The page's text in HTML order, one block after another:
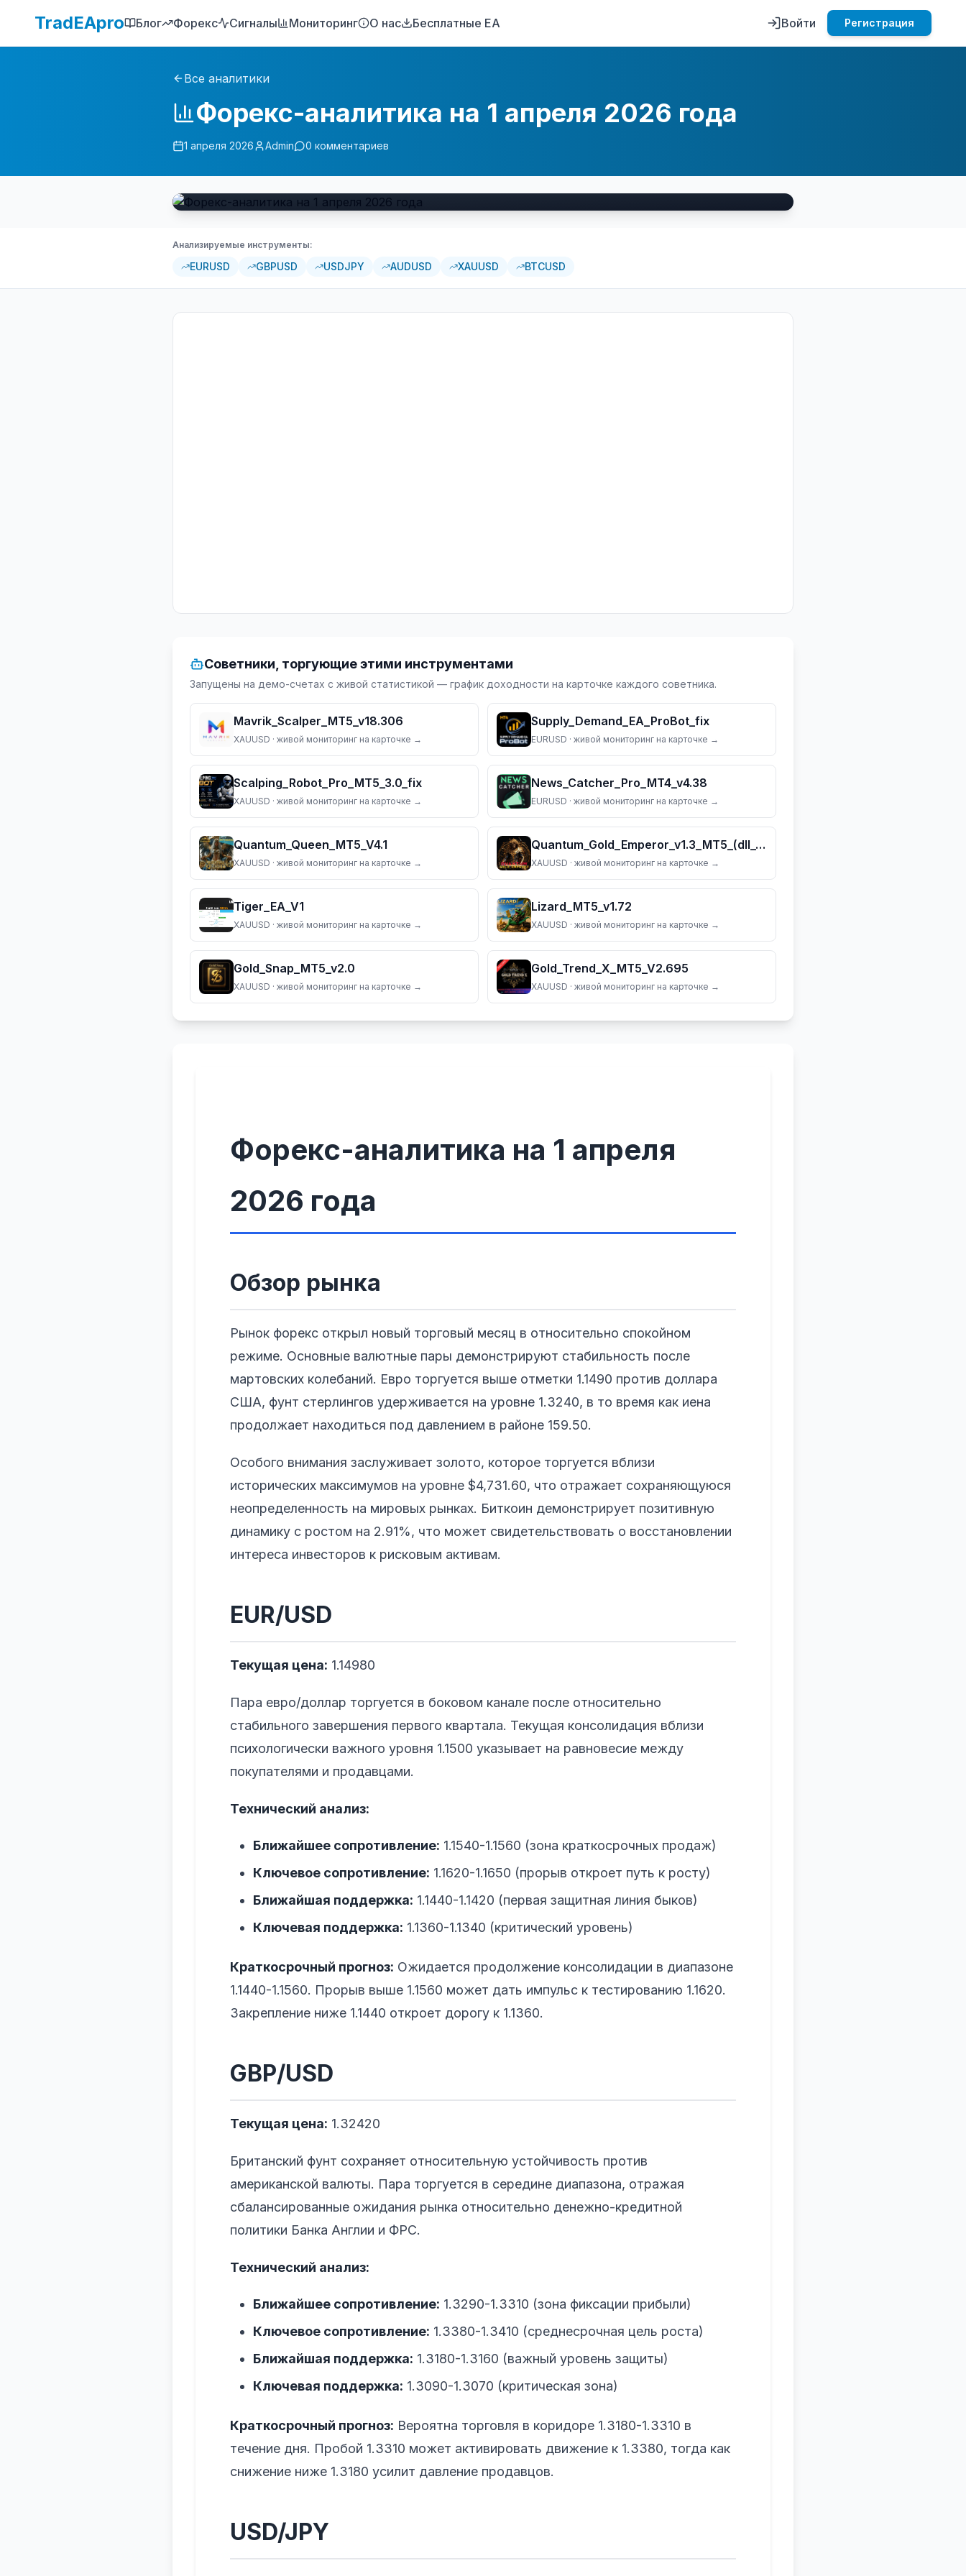
TradEApro Блог Форекс Сигналы Мониторинг О нас Бесплатные EA Войти Регистрация
Все аналитики
Форекс-аналитика на 1 апреля 2026 года
1 апреля 2026 Admin 0 комментариев
Анализируемые инструменты:
EURUSD GBPUSD USDJPY AUDUSD XAUUSD BTCUSD
Советники, торгующие этими инструментами
Запущены на демо-счетах с живой статистикой — график доходности на карточке каждого советника.
Mavrik_Scalper_MT5_v18.306
XAUUSD · живой мониторинг на карточке →
Supply_Demand_EA_ProBot_fix
EURUSD · живой мониторинг на карточке →
Scalping_Robot_Pro_MT5_3.0_fix
XAUUSD · живой мониторинг на карточке →
News_Catcher_Pro_MT4_v4.38
EURUSD · живой мониторинг на карточке →
Quantum_Queen_MT5_V4.1
XAUUSD · живой мониторинг на карточке →
Quantum_Gold_Emperor_v1.3_MT5_(dll_5883)
XAUUSD · живой мониторинг на карточке →
Tiger_EA_V1
XAUUSD · живой мониторинг на карточке →
Lizard_MT5_v1.72
XAUUSD · живой мониторинг на карточке →
Gold_Snap_MT5_v2.0
XAUUSD · живой мониторинг на карточке →
Gold_Trend_X_MT5_V2.695
XAUUSD · живой мониторинг на карточке →
Форекс-аналитика на 1 апреля
2026 года
Обзор рынка
Рынок форекс открыл новый торговый месяц в относительно спокойном
режиме. Основные валютные пары демонстрируют стабильность после
мартовских колебаний. Евро торгуется выше отметки 1.1490 против доллара
США, фунт стерлингов удерживается на уровне 1.3240, в то время как иена
продолжает находиться под давлением в районе 159.50.
Особого внимания заслуживает золото, которое торгуется вблизи
исторических максимумов на уровне $4,731.60, что отражает сохраняющуюся
неопределенность на мировых рынках. Биткоин демонстрирует позитивную
динамику с ростом на 2.91%, что может свидетельствовать о восстановлении
интереса инвесторов к рисковым активам.
EUR/USD
Текущая цена: 1.14980
Пара евро/доллар торгуется в боковом канале после относительно
стабильного завершения первого квартала. Текущая консолидация вблизи
психологически важного уровня 1.1500 указывает на равновесие между
покупателями и продавцами.
Технический анализ:
Ближайшее сопротивление: 1.1540-1.1560 (зона краткосрочных продаж)
Ключевое сопротивление: 1.1620-1.1650 (прорыв откроет путь к росту)
Ближайшая поддержка: 1.1440-1.1420 (первая защитная линия быков)
Ключевая поддержка: 1.1360-1.1340 (критический уровень)
Краткосрочный прогноз: Ожидается продолжение консолидации в диапазоне
1.1440-1.1560. Прорыв выше 1.1560 может дать импульс к тестированию 1.1620.
Закрепление ниже 1.1440 откроет дорогу к 1.1360.
GBP/USD
Текущая цена: 1.32420
Британский фунт сохраняет относительную устойчивость против
американской валюты. Пара торгуется в середине диапазона, отражая
сбалансированные ожидания рынка относительно денежно-кредитной
политики Банка Англии и ФРС.
Технический анализ:
Ближайшее сопротивление: 1.3290-1.3310 (зона фиксации прибыли)
Ключевое сопротивление: 1.3380-1.3410 (среднесрочная цель роста)
Ближайшая поддержка: 1.3180-1.3160 (важный уровень защиты)
Ключевая поддержка: 1.3090-1.3070 (критическая зона)
Краткосрочный прогноз: Вероятна торговля в коридоре 1.3180-1.3310 в
течение дня. Пробой 1.3310 может активировать движение к 1.3380, тогда как
снижение ниже 1.3180 усилит давление продавцов.
USD/JPY